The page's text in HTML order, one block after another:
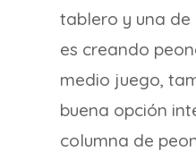
tablero y una
es creando
medio juego,
buena opción
columna de